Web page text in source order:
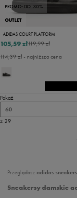
PROMO: DO -30%
OUTLET
ADIDAS COURT PLATFORM
119,99 zł
105,59 zł
114,39 zł- najniższa cena
Pokaż
60
z 29
Przeglądasz adidas
Sneakersy damskie